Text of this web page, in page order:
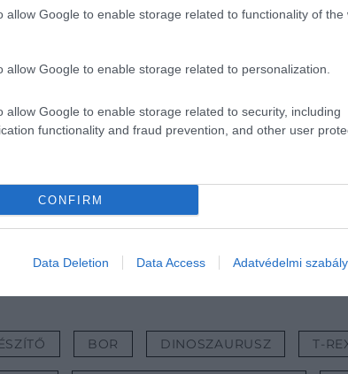
allow Google to enable storage related to functionality of the
allow Google to enable storage related to personalization.
allow Google to enable storage related to security, including
functionality and fraud prevention, and other user
CONFIRM
Data Deletion Data Access Adatvédelmi
fajból állítanak elő. Várhatóan természetes
és etikai szempontból is hatalmas
vegyszerekkel. Ezzel szemben a
kiegészítőkgyártásában fog megjelenni,
ami a saját területén a legfejlettebb a világon
BOR DINOSZAURUSZ T-